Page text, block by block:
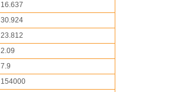
16.637
30.924
23.812
2.09
7.9
154000